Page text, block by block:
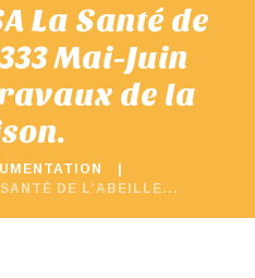
La Santé de
Mai-Juin
de la
DE L’ABEILLE...